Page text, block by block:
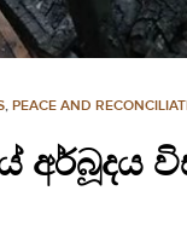
, PEACE AND
අර්බූදය